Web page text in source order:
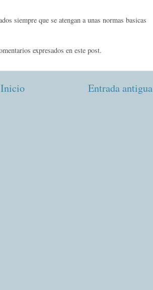
siempre que se atengan a unas normas basicas
expresados en este post.
Entrada antigua
Inicio